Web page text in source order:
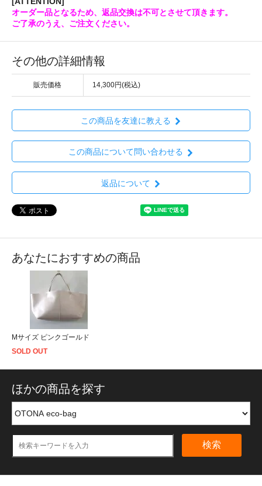
オーダー品となるため、返品交換は不可とさせて頂きます。
ご了承のうえ、ご注文ください。
その他の詳細情報
販売価格 14,300円(税込)
この商品を友達に教える
この商品について問い合わせる
返品について
あなたにおすすめの商品
Mサイズ ピンクゴールド
SOLD OUT
ほかの商品を探す
検索